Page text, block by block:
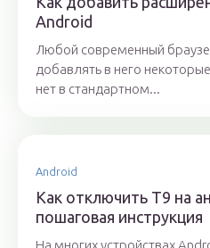
Android
Любой современный
добавлять в него
нет в стандартном...
Android
Как отключить Т9 на
пошаговая инструкция